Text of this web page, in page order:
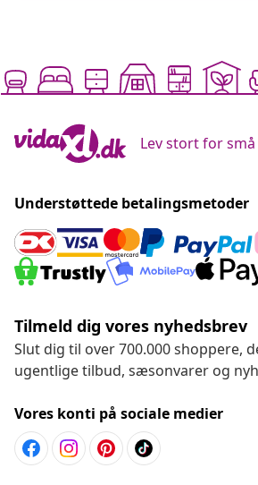
Lev stort for
Understøttede betalingsmetoder
Tilmeld dig vores nyhedsbrev
Slut dig til over 700.000 shoppere,
ugentlige tilbud, sæsonvarer og
Vores konti på sociale medier